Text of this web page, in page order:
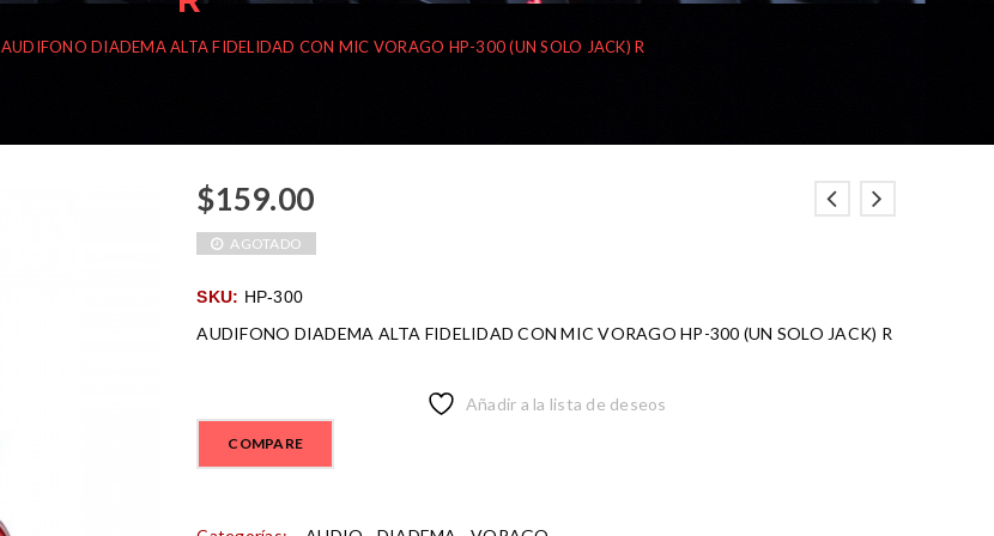
AUDIFONO DIADEMA ALTA FIDELIDAD CON MIC VORAGO HP-300 (UN SOLO JACK) R
$159.00
AGOTADO
SKU: HP-300
AUDIFONO DIADEMA ALTA FIDELIDAD CON MIC VORAGO HP-300 (UN SOLO JACK) R
Añadir a la lista de deseos
COMPARE